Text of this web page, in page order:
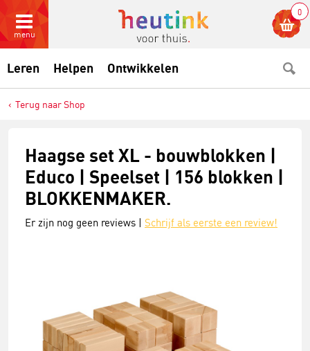
menu
0
Leren Helpen Ontwikkelen
Terug naar Shop
Haagse set XL - bouwblokken |
Educo | Speelset | 156 blokken |
BLOKKENMAKER.
Er zijn nog geen reviews | Schrijf als eerste een review!